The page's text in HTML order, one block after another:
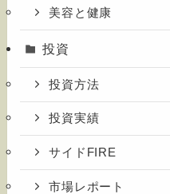
美容と健康
投資
投資方法
投資実績
サイドFIRE
市場レポート